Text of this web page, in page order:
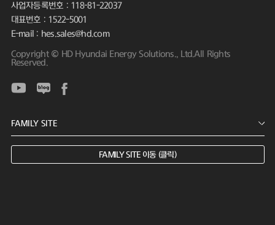
사업자등록번호 : 118-81-22037
대표번호 : 1522-5001
E-mail : hes.sales@hd.com
Copyright © HD Hyundai Energy Solutions., Ltd.All Rights
Reserved.
FAMILY SITE 이동 (클릭)